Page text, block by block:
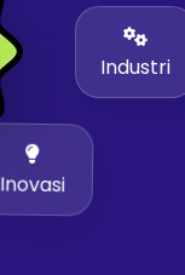
Industri
Inovasi